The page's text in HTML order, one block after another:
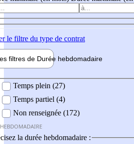
le filtre du type de contrat
filtres de Durée hebdomadaire
Temps plein (27)
Temps partiel (4)
Non renseignée (172)
la durée hebdomadaire :